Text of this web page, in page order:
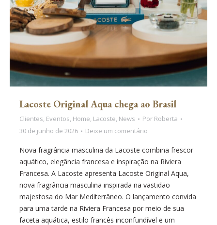
Lacoste Original Aqua chega ao Brasil
Clientes, Eventos, Home, Lacoste, News Por Roberta
30 de junho de 2026
Deixe um comentário
Nova fragrância masculina da Lacoste combina frescor
aquático, elegância francesa e inspiração na Riviera
Francesa. A Lacoste apresenta Lacoste Original Aqua,
nova fragrância masculina inspirada na vastidão
majestosa do Mar Mediterrâneo. O lançamento convida
para uma tarde na Riviera Francesa por meio de sua
faceta aquática, estilo francês inconfundível e um